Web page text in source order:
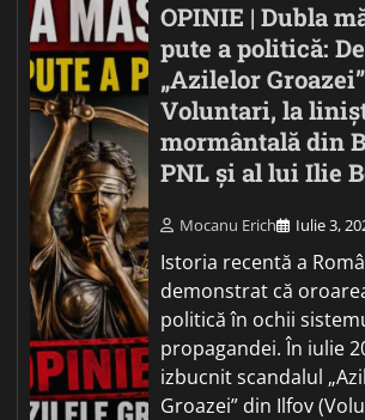
OPINIE | Dubla
pute a politică:
„Azilelor
Voluntari, la
mormântală din
PNL și al lui Ilie
Mocanu Erich Iulie 3,
Istoria recentă a
demonstrat că
politică în ochii
propagandei. În iulie
izbucnit scandalul
Groazei” din Ilfov